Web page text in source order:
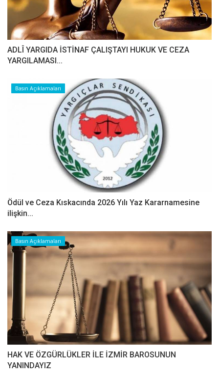
ADLÎ YARGIDA İSTİNAF ÇALIŞTAYI HUKUK VE CEZA
YARGILAMASI...
Basın Açıklamaları
Ödül ve Ceza Kıskacında 2026 Yılı Yaz Kararnamesine
ilişkin...
Basın Açıklamaları
HAK VE ÖZGÜRLÜKLER İLE İZMİR BAROSUNUN
YANINDAYIZ